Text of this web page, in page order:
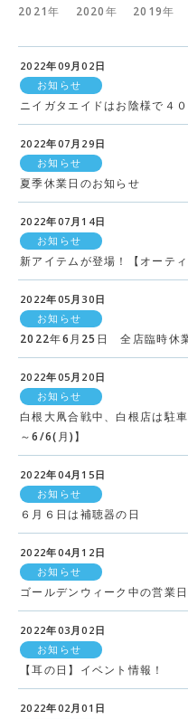
2021年
2020年 2019年
2022年09月02日
お知らせ
ニイガタエイドはお陰様で４０
2022年07月29日
お知らせ
夏季休業日のお知らせ
2022年07月14日
お知らせ
新アイテムが登場！【オーテ
2022年05月30日
お知らせ
2022年6月25日 全店臨時休
2022年05月20日
お知らせ
白根大凧合戦中、白根店は駐
～6/6(月)】
2022年04月15日
お知らせ
６月６日は補聴器の日
2022年04月12日
お知らせ
ゴールデンウィーク中の営業
2022年03月02日
お知らせ
【耳の日】イベント情報！
2022年02月01日